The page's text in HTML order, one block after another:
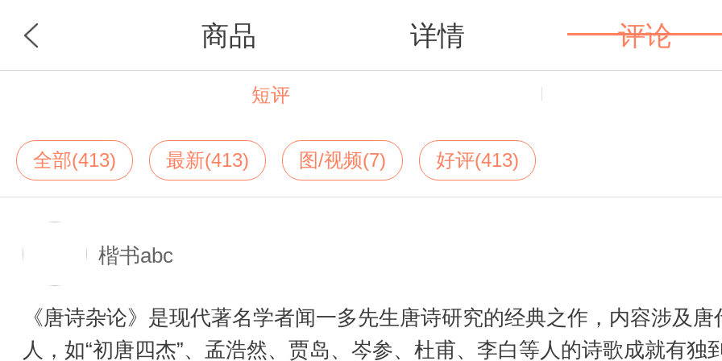
商品 详情 评论
短评
全部(413) 最新(413) 图/视频(7) 好评(413)
楷书abc
《唐诗杂论》是现代著名学者闻一多先生唐诗研究的经典之作，内容涉及
人，如“初唐四杰”、孟浩然、贾岛、岑参、杜甫、李白等人的诗歌成就有